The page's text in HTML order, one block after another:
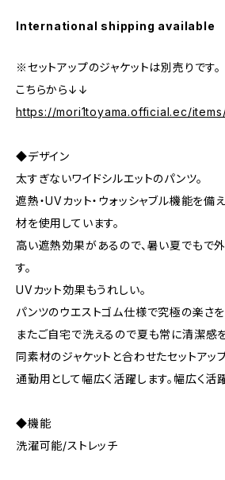
International shipping available
※セットアップのジャケットは別売りです。
こちらから↓↓
https://mori1toyama.official.ec/
◆デザイン
太すぎないワイドシルエットのパンツ。
遮熱・UVカット・ウォッシャブル機能を
材を使用しています。
高い遮熱効果があるので、暑い夏でもで
す。
UVカット効果もうれしい。
パンツのウエストゴム仕様で究極の楽さを
またご自宅で洗えるので夏も常に清潔感を
同素材のジャケットと合わせたセットアッ
通勤用として幅広く活躍します。幅広く活躍
◆機能
洗濯可能/ストレッチ